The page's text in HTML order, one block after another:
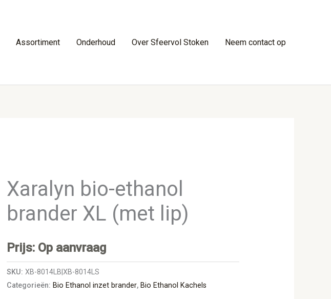
Assortiment Onderhoud Over Sfeervol Stoken Neem contact op
Xaralyn bio-ethanol
brander XL (met lip)
Prijs: Op aanvraag
SKU:XB-8014LB|XB-8014LS
Categorieën: Bio Ethanol inzet brander, Bio Ethanol Kachels